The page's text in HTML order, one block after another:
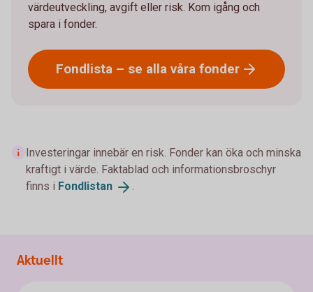
värdeutveckling, avgift eller risk. Kom igång och
spara i fonder.
Fondlista – se alla våra fonder
Investeringar innebär en risk. Fonder kan öka och minska
kraftigt i värde. Faktablad och informationsbroschyr
finns i Fondlistan .
Aktuellt